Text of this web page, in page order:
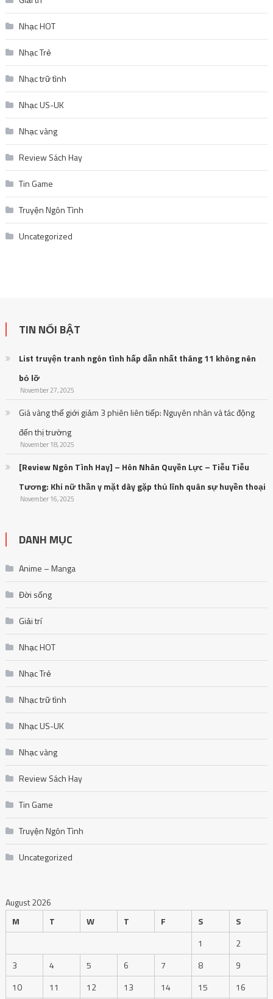
Nhạc HOT
Nhạc Trẻ
Nhạc trữ tình
Nhạc US-UK
Nhạc vàng
Review Sách Hay
Tin Game
Truyện Ngôn Tình
Uncategorized
TIN NỔI BẬT
List truyện tranh ngôn tình hấp dẫn nhất tháng 11 không nên
bỏ lỡ
November 27, 2025
Giá vàng thế giới giảm 3 phiên liên tiếp: Nguyên nhân và tác động
đến thị trường
November 18, 2025
[Review Ngôn Tình Hay] – Hôn Nhân Quyền Lực – Tiễu Tiễu
Tương: Khi nữ thần y mặt dày gặp thủ lĩnh quân sự huyền thoại
November 16, 2025
DANH MỤC
Anime – Manga
Đời sống
Giải trí
Nhạc HOT
Nhạc Trẻ
Nhạc trữ tình
Nhạc US-UK
Nhạc vàng
Review Sách Hay
Tin Game
Truyện Ngôn Tình
Uncategorized
August 2026
M
T W T F S
S
1
2
3
4 5 6 7 8
9
10
11 12 13 14 15 16